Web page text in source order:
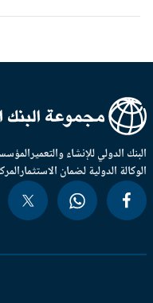
الدولي للإنشاء والتعميرالمؤسسة
الدولية لضمان الاستثمارالمركز